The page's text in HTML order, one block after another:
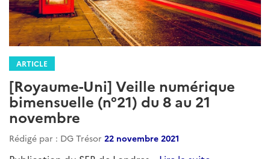
ARTICLE
[Royaume-Uni] Veille numérique
bimensuelle (n°21) du 8 au 21
novembre
Rédigé par : DG Trésor 22 novembre 2021